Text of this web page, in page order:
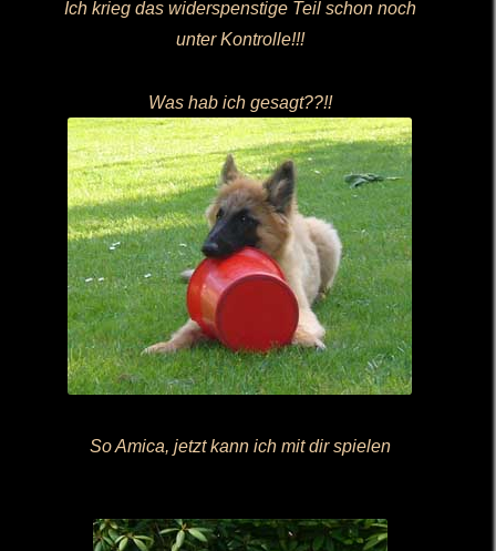
Ich krieg das widerspenstige Teil schon noch
unter Kontrolle!!!
Was hab ich gesagt??!!
So Amica, jetzt kann ich mit dir spielen